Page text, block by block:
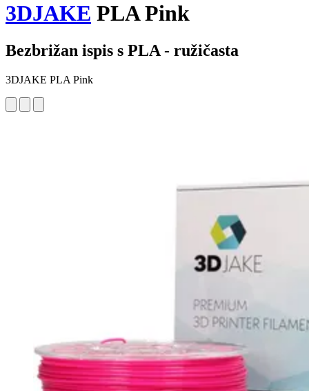
3DJAKE PLA Pink
Bezbrižan ispis s PLA - ružičasta
3DJAKE PLA Pink